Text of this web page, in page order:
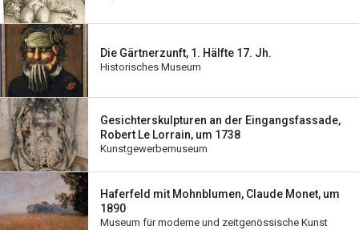
Die Gärtnerzunft, 1. Hälfte 17. Jh.
Historisches Museum
Gesichterskulpturen an der Eingangsfassade,
Robert Le Lorrain, um 1738
Kunstgewerbemuseum
Haferfeld mit Mohnblumen, Claude Monet, um
1890
Museum für moderne und zeitgenössische Kunst